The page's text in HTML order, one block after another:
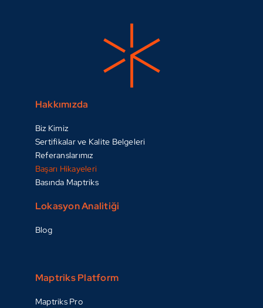
Hakkımızda
Biz Kimiz
Sertifikalar ve Kalite Belgeleri
Referanslarımız
Başarı Hikayeleri
Basında Maptriks
Lokasyon Analitiği
Blog
Maptriks Platform
Maptriks Pro